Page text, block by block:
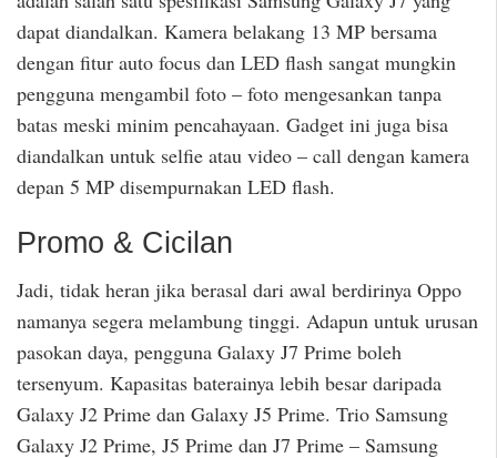
dapat diandalkan. Kamera belakang 13 MP bersama
dengan fitur auto focus dan LED flash sangat mungkin
pengguna mengambil foto – foto mengesankan tanpa
batas meski minim pencahayaan. Gadget ini juga bisa
diandalkan untuk selfie atau video – call dengan kamera
depan 5 MP disempurnakan LED flash.
Promo & Cicilan
Jadi, tidak heran jika berasal dari awal berdirinya Oppo
namanya segera melambung tinggi. Adapun untuk urusan
pasokan daya, pengguna Galaxy J7 Prime boleh
tersenyum. Kapasitas baterainya lebih besar daripada
Galaxy J2 Prime dan Galaxy J5 Prime. Trio Samsung
Galaxy J2 Prime, J5 Prime dan J7 Prime – Samsung